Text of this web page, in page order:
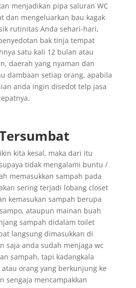
menjadikan pipa saluran WC
dan mengeluarkan bau kagak
rutinitas Anda sehari-hari,
bak tinja tempat
satu kali 12 bulan atau
daerah yang nyaman dan
dambaan setiap orang, apabila
anda ingin disedot telp jasa
kita kesal, maka dari itu
tidak mengalami buntu /
memasukkan sampah pada
sering terjadi lobang closet
kemasukan sampah berupa
ataupun mainan buah
sampah didalam toilet
langsung dimasukkan di
saja anda sudah menjaga wc
sampah, tapi kadangkala
orang yang berkunjung ke
sengaja mencampakkan